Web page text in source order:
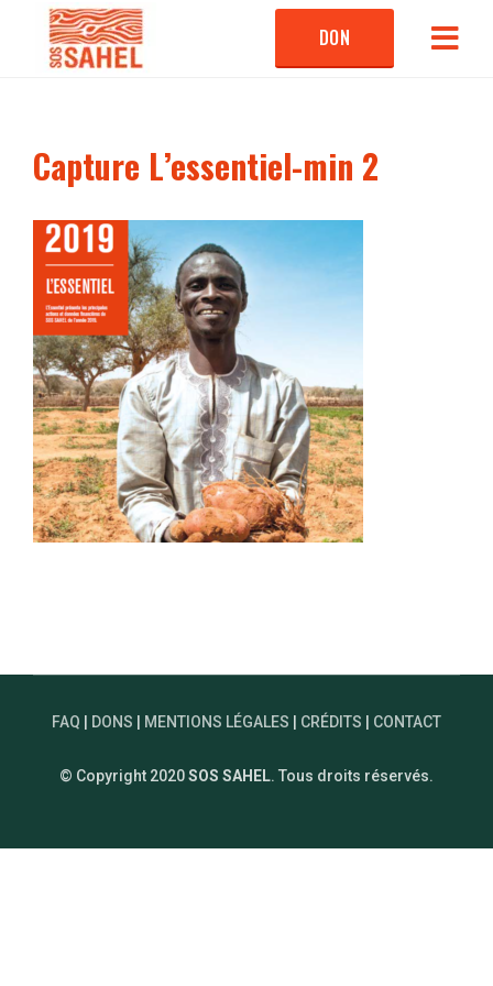
DON
Capture L’essentiel-min 2
FAQ DONS MENTIONS LÉGALES CRÉDITS CONTACT
© Copyright 2020SOS SAHEL. Tous droits réservés.